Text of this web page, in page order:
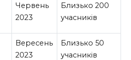
Червень
2023
Близько 200
учасників
Вересень
2023
Близько 50
учасників